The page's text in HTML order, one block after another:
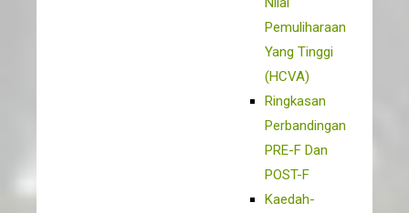
Pemuliharaan
Yang Tinggi
(HCVA)
Ringkasan
Perbandingan
PRE-F Dan
POST-F
Kaedah-